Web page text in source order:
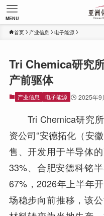
MENU
首页 产业信息 电子能源
Tri Chemica研究
产前驱体
产业信息 电子能源 2025年9
Tri Chemica研究所
资公司“安德拓化（安
售、开发用于半导体
33%、合肥安德科铭
67%，2026年上半年
场稳步向前推移，该